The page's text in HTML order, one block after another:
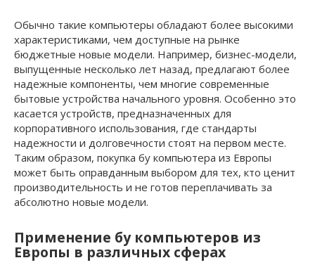
Обычно такие компьютеры обладают более высокими
характеристиками, чем доступные на рынке
бюджетные новые модели. Например, бизнес-модели,
выпущенные несколько лет назад, предлагают более
надежные компоненты, чем многие современные
бытовые устройства начального уровня. Особенно это
касается устройств, предназначенных для
корпоративного использования, где стандарты
надежности и долговечности стоят на первом месте.
Таким образом, покупка бу компьютера из Европы
может быть оправданным выбором для тех, кто ценит
производительность и не готов переплачивать за
абсолютно новые модели.
Применение бу компьютеров из
Европы в различных сферах